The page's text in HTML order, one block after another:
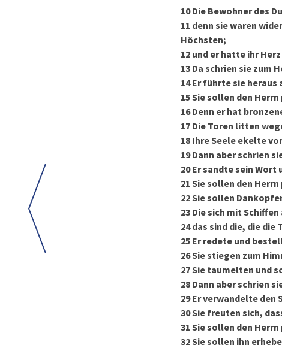
10Die Bewohner des
11 denn sie waren
Höchsten;
12 und er hatte ihr
13 Da schrien sie zum
14Er führte sie heraus
15Sie sollen den
16Denn er hat
17 Die Toren litten
18 Ihre Seele ekelte
19Dann aber schrien
20Er sandte sein Wort
21 Sie sollen den
22Sie sollen
23 Die sich mit
24das sind die, die die
25 Er redete und
26Sie stiegen zum
27Sie taumelten und
28 Dann aber schrien
29Er verwandelte den
30Sie freuten sich,
31 Sie sollen den
32Sie sollen ihn